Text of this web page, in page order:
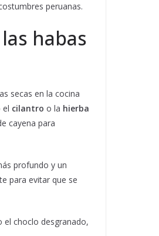
peruanas.
habas
secas en la cocina
el cilantro o la hierba
cayena para
profundo y un
para evitar que se
el choclo desgranado,